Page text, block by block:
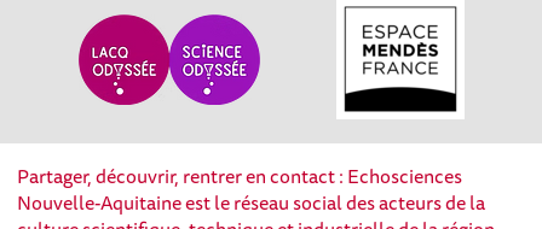
Partager, découvrir, rentrer en contact : Echosciences
Nouvelle-Aquitaine est le réseau social des acteurs de la